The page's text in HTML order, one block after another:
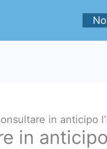
in anticipo
in